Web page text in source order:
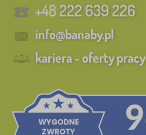
+48222 639 226
info@banaby.pl
kariera - oferty pracy